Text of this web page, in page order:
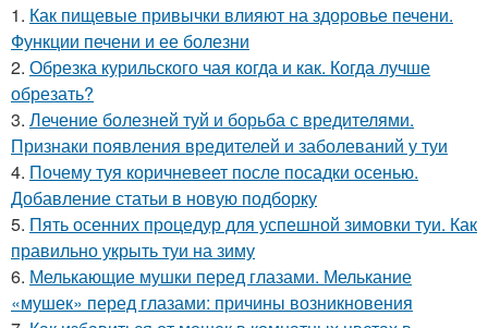
1. Как пищевые привычки влияют на здоровье печени.
Функции печени и ее болезни
2. Обрезка курильского чая когда и как. Когда лучше
обрезать?
3. Лечение болезней туй и борьба с вредителями.
Признаки появления вредителей и заболеваний у туи
4. Почему туя коричневеет после посадки осенью.
Добавление статьи в новую подборку
5. Пять осенних процедур для успешной зимовки туи. Как
правильно укрыть туи на зиму
6. Мелькающие мушки перед глазами. Мелькание
«мушек» перед глазами: причины возникновения